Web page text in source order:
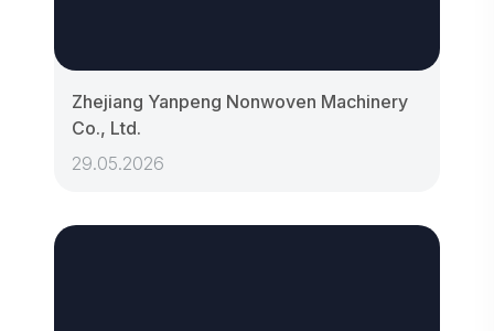
Zhejiang Yanpeng Nonwoven Machinery
Co., Ltd.
29.05.2026